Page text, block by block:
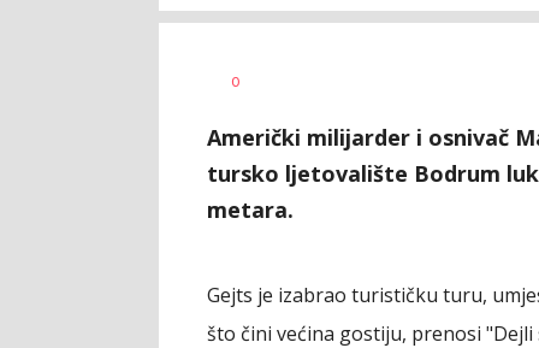
AUTOR
0
Američki milijarder i osnivač
tursko ljetovalište Bodrum
metara.
Gejts je izabrao turističku turu,
što čini većina gostiju, prenosi "Dejli